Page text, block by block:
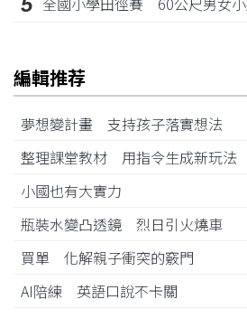
編輯推荐
夢想變計畫 支持孩子落實想法
整理課堂教材 用指令生成新玩法
小國也有大實力
瓶裝水變凸透鏡 烈日引火燒車
買單 化解親子衝突的竅門
AI陪練 英語口說不卡關